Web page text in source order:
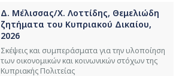
Δ. Μέλισσας/Χ. Λοττίδης, Θεμελιώδη
ζητήματα του Κυπριακού Δικαίου,
2026
Σκέψεις και συμπεράσματα για την υλοποίηση
των οικονομικών και κοινωνικών στόχων της
Κυπριακής Πολιτείας